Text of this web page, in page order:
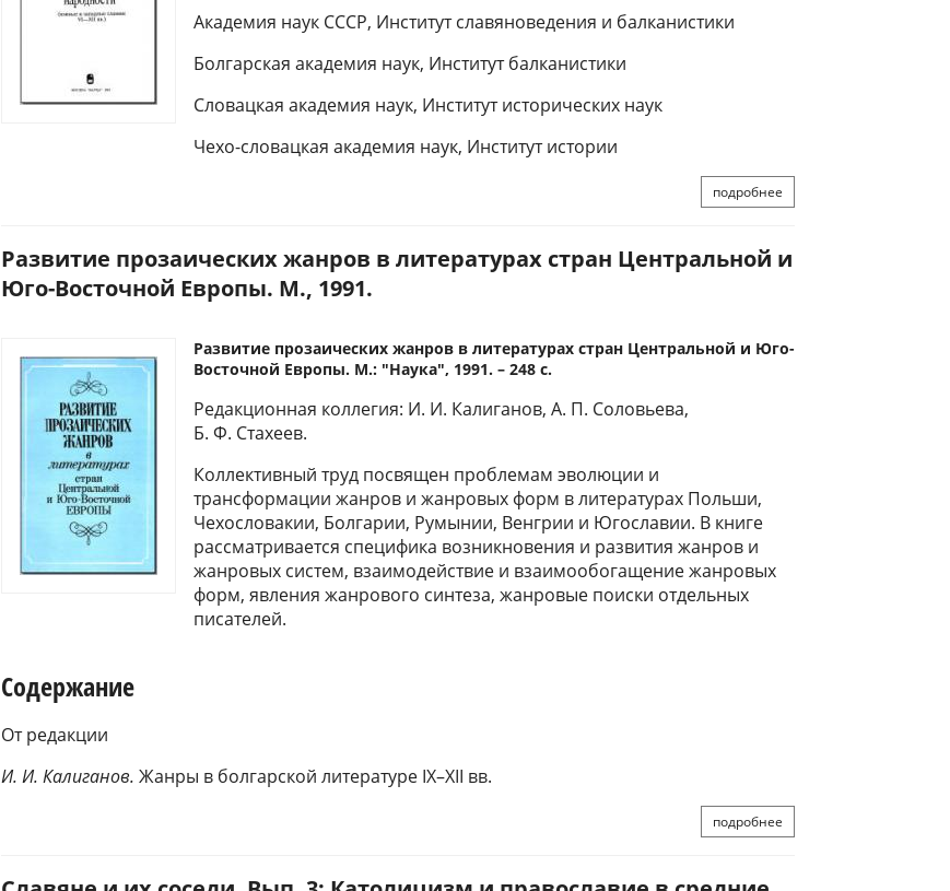
Академия наук СССР, Институт славяноведения и балканистики
Болгарская академия наук, Институт балканистики
Словацкая академия наук, Институт исторических наук
Чехо-словацкая академия наук, Институт истории
подробнее
Развитие прозаических жанров в литературах стран Центральной и
Юго-Восточной Европы. М., 1991.
Развитие прозаических жанров в литературах стран Центральной и Юго-
Восточной Европы. М.: "Наука", 1991. – 248 с.
Редакционная коллегия: И. И. Калиганов, А. П. Соловьева,
Б. Ф. Стахеев.
Коллективный труд посвящен проблемам эволюции и
трансформации жанров и жанровых форм в литературах Польши,
Чехословакии, Болгарии, Румынии, Венгрии и Югославии. В книге
рассматривается специфика возникновения и развития жанров и
жанровых систем, взаимодействие и взаимообогащение жанровых
форм, явления жанрового синтеза, жанровые поиски отдельных
писателей.
Содержание
От редакции
И. И. Калиганов. Жанры в болгарской литературе IX–XII вв.
подробнее